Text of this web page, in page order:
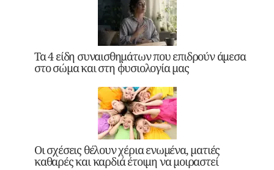
Τα 4 είδη συναισθημάτων που επιδρούν άμεσα
στο σώμα και στη φυσιολογία μας
Οι σχέσεις θέλουν χέρια ενωμένα, ματιές
καθαρές και καρδιά έτοιμη να μοιραστεί